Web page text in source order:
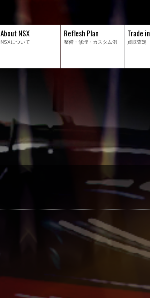
About NSX
NSXについて
Reflesh Plan
整備・修理・ カスタム例
Trade in
買取査定